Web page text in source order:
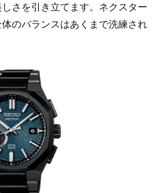
さを引き立てます。ネクスター
のバランスはあくまで洗練され